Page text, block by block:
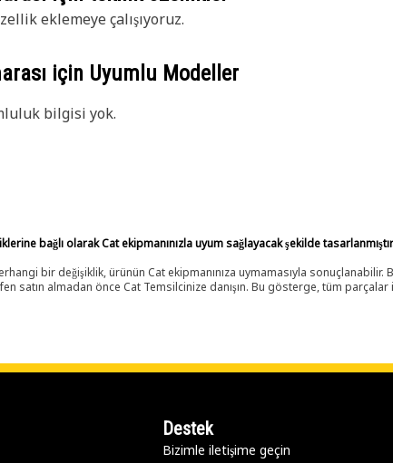
eklemeye çalışıyoruz.
için Uyumlu Modeller
bilgisi yok.
bağlı olarak Cat ekipmanınızla uyum sağlayacak şekilde
bir değişiklik, ürünün Cat ekipmanınıza uymamasıyla sonuçlanabilir.
satın almadan önce Cat Temsilcinize danışın. Bu gösterge, tüm
Destek
Bizimle iletişime geçin